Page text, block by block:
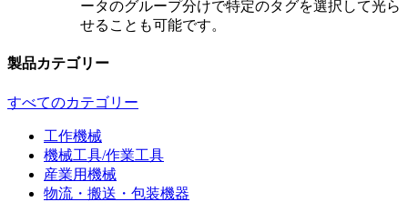
ータのグループ分けで特定のタグを選択して光ら
せることも可能です。
製品カテゴリー
すべてのカテゴリー
工作機械
機械工具/作業工具
産業用機械
物流・搬送・包装機器